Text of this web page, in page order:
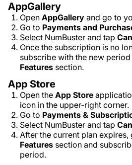
AppGallery
Open AppGallery and go to
Go to Payments and
Select NumBuster and tap
Once the subscription is no
subscribe with the new period
Features section.
App Store
Open the App Store
icon in the upper-right corner.
Go to Payments &
Select NumBuster and tap
After the current plan expires,
Features section and
period.